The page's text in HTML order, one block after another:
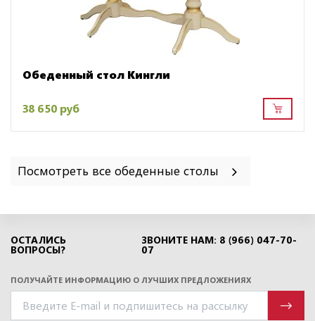
Обеденный стол Кингли
38 650 руб
Посмотреть все обеденные столы
ОСТАЛИСЬ
ВОПРОСЫ?
ЗВОНИТЕ НАМ: 8 (966) 047-70-
07
ПОЛУЧАЙТЕ ИНФОРМАЦИЮ О ЛУЧШИХ ПРЕДЛОЖЕНИЯХ